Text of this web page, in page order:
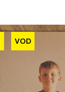
VOD